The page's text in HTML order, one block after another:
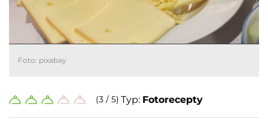
Foto: pixabay
(3 / 5) Typ: Fotorecepty